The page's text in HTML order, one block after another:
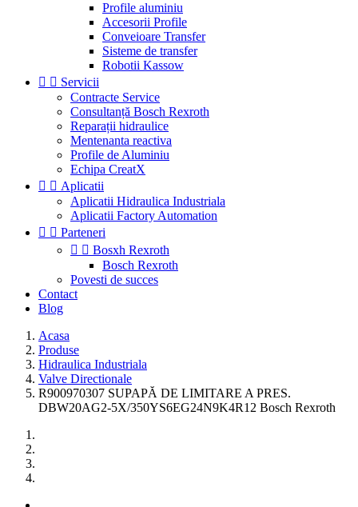
Profile aluminiu
Accesorii Profile
Conveioare Transfer
Sisteme de transfer
Robotii Kassow
  Servicii
Contracte Service
Consultanță Bosch Rexroth
Reparații hidraulice
Mentenanta reactiva
Profile de Aluminiu
Echipa CreatX
  Aplicatii
Aplicatii Hidraulica Industriala
Aplicatii Factory Automation
  Parteneri
  Bosxh Rexroth
Bosch Rexroth
Povesti de succes
Contact
Blog
Acasa
Produse
Hidraulica Industriala
Valve Directionale
R900970307 SUPAPĂ DE LIMITARE A PRES.
DBW20AG2-5X/350YS6EG24N9K4R12 Bosch Rexroth